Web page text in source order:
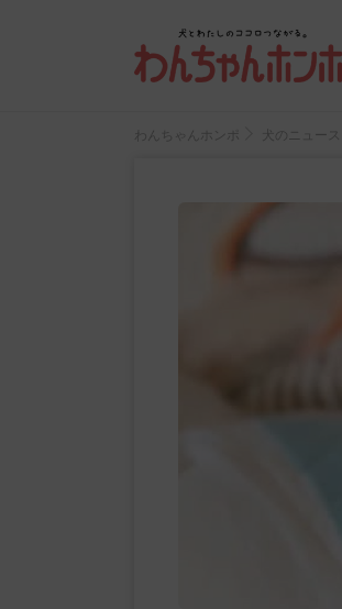
わんちゃんホンポ 犬のニュース